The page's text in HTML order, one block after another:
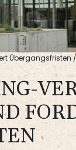
Übergangsfristen /